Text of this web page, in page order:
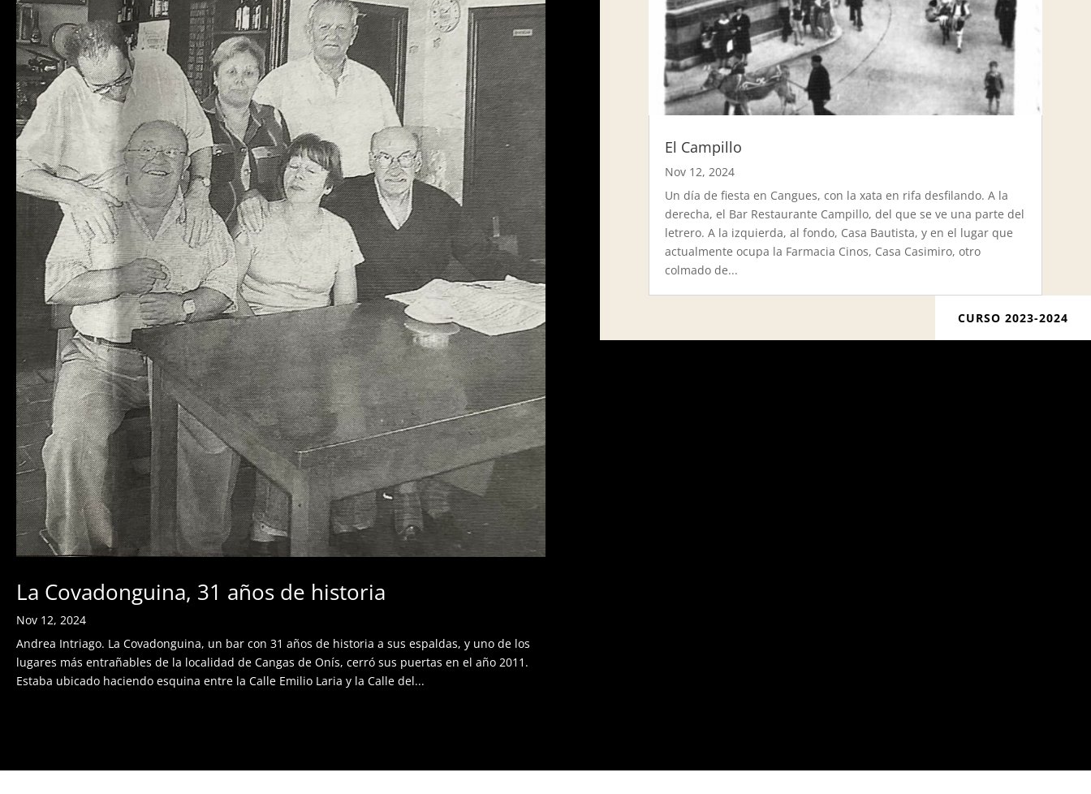
La Covadonguina, 31 años de historia
Nov 12, 2024
Andrea Intriago. La Covadonguina, un bar con 31 años de historia a sus espaldas, y uno de los
lugares más entrañables de la localidad de Cangas de Onís, cerró sus puertas en el año 2011.
Estaba ubicado haciendo esquina entre la Calle Emilio Laria y la Calle del...
El Campillo
Nov 12, 2024
Un día de fiesta en Cangues, con la xata en rifa desfilando. A la
derecha, el Bar Restaurante Campillo, del que se ve una parte del
letrero. A la izquierda, al fondo, Casa Bautista, y en el lugar que
actualmente ocupa la Farmacia Cinos, Casa Casimiro, otro
colmado de...
CURSO 2023-2024